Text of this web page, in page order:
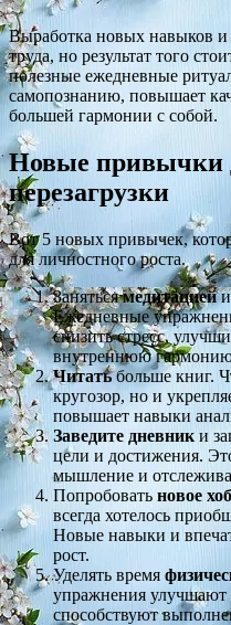
Выработка новых навыков и
труда, но результат того
полезные ежедневные
самопознанию, повышает
большей гармонии с собой.
Новые привычки
перезагрузки
Вот 5 новых привычек,
для личностного роста.
Занятьсямедитацией
Ежедневные
снизить стресс,
внутреннюю
Читатьбольше книг.
кругозор, но и
повышает навыки
Заведите дневник и
цели и достижения.
мышление и
Попробовать новое
всегда хотелось
Новые навыки и
рост.
Уделять время
упражнения улучшают
способствуют